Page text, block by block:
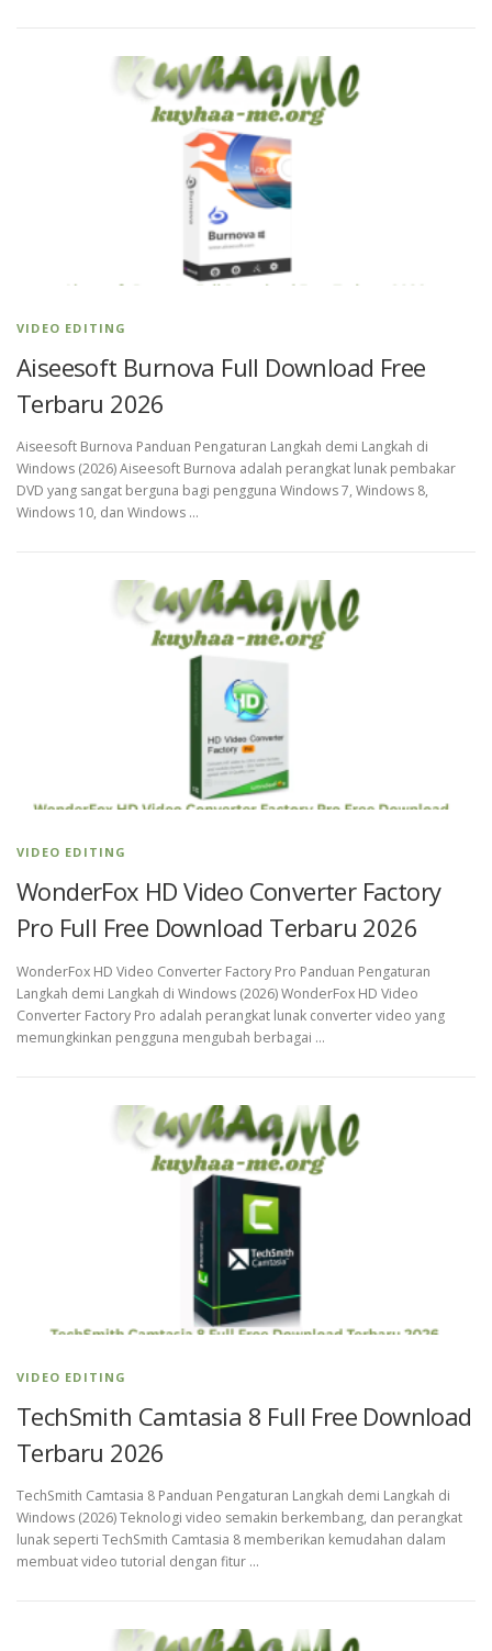
VIDEO EDITING
Aiseesoft Burnova Full Download Free
Terbaru 2026
Aiseesoft Burnova Panduan Pengaturan Langkah demi Langkah di
Windows (2026) Aiseesoft Burnova adalah perangkat lunak pembakar
DVD yang sangat berguna bagi pengguna Windows 7, Windows 8,
Windows 10, dan Windows …
VIDEO EDITING
WonderFox HD Video Converter Factory
Pro Full Free Download Terbaru 2026
WonderFox HD Video Converter Factory Pro Panduan Pengaturan
Langkah demi Langkah di Windows (2026) WonderFox HD Video
Converter Factory Pro adalah perangkat lunak converter video yang
memungkinkan pengguna mengubah berbagai …
VIDEO EDITING
TechSmith Camtasia 8 Full Free Download
Terbaru 2026
TechSmith Camtasia 8 Panduan Pengaturan Langkah demi Langkah di
Windows (2026) Teknologi video semakin berkembang, dan perangkat
lunak seperti TechSmith Camtasia 8 memberikan kemudahan dalam
membuat video tutorial dengan fitur …